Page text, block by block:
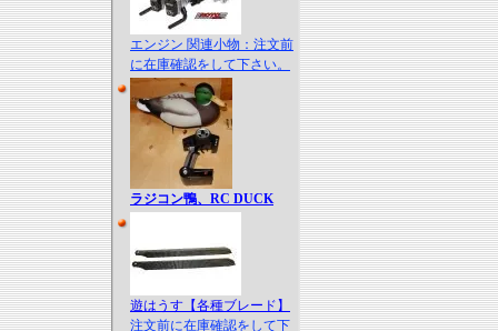
エンジン 関連小物：注文前
に在庫確認をして下さい。
ラジコン鴨、RC DUCK
遊はうす【各種ブレード】
注文前に在庫確認をして下